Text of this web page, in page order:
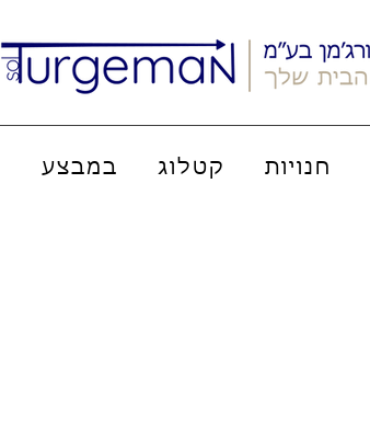
חנויות קטלוג במבצע